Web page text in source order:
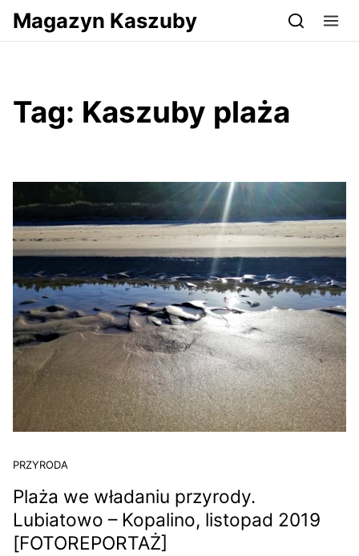
Przejdź do serwisu magazynkaszuby.pl
Magazyn Kaszuby
Tag: Kaszuby plaża
PRZYRODA
Plaża we władaniu przyrody.
Lubiatowo – Kopalino, listopad 2019
[FOTOREPORTAŻ]